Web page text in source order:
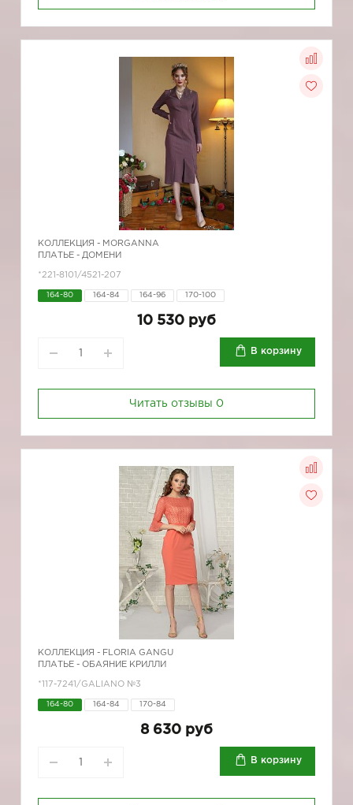
КОЛЛЕКЦИЯ - MORGANNA
ПЛАТЬЕ - ДОМЕНИ
*221-8101/4521-207
164-80 164-84 164-96 170-100
10 530 руб
В корзину
Читать отзывы 0
КОЛЛЕКЦИЯ - FLORIA GANGU
ПЛАТЬЕ - ОБАЯНИЕ КРИЛЛИ
*117-7241/GALIANO №3
164-80 164-84 170-84
8 630 руб
В корзину